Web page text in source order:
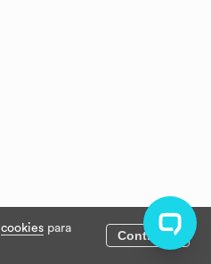
cookies para
Continuar